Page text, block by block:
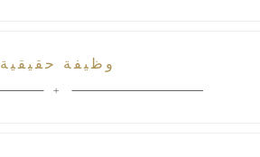
وظيفة حقيقية